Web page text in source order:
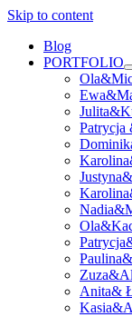
Skip to content
Blog
PORTFOLIO
Patrycja
Anita&